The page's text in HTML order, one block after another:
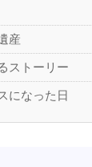
産
ストーリー
になった日